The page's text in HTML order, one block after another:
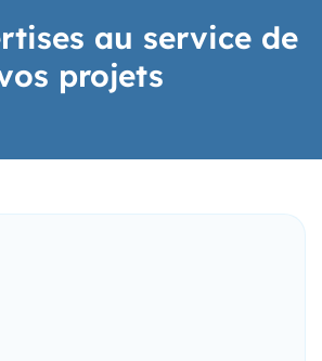
au service de
projets